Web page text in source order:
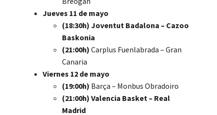
Jueves 11 de mayo
(18:30h) Joventut Badalona – Cazoo
Baskonia
(21:00h) Carplus Fuenlabrada – Gran
Canaria
Viernes 12 de mayo
(19:00h) Barça – Monbus Obradoiro
(21:00h) Valencia Basket – Real
Madrid